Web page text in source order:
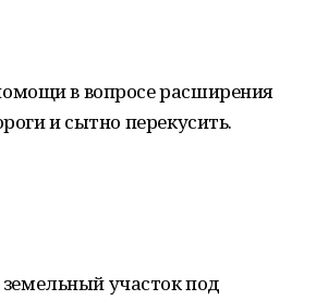
в вопросе расширения
и сытно перекусить.
участок под